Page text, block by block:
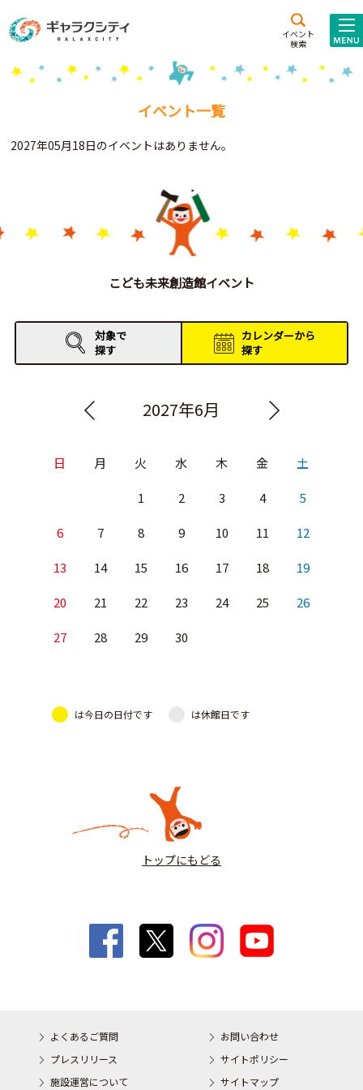
イベント
検索
施設案内
こども
西新井
施設･
Gがくえん
お知らせ
イベントレポート
イベント一覧
2027年05月18日のイベントはありません。
こども未来創造館イベント
対象で
探す
カレンダーから
探す
2027年6月
日 月 火 水 木 金 土
1 2 3 4 5
6 7 8 9 10 11 12
13 14 15 16 17 18 19
20 21 22 23 24 25 26
27 28 29 30
は今日の日付です は休館日です
トップにもどる
よくあるご質問
お問い合わせ
プレスリリース
サイトポリシー
施設運営について
サイトマップ